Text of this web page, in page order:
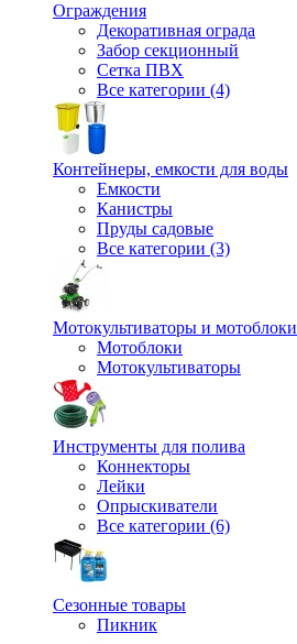
Ограждения
Декоративная ограда
Забор секционный
Сетка ПВХ
Все категории (4)
Контейнеры, емкости для воды
Емкости
Канистры
Пруды садовые
Все категории (3)
Мотокультиваторы и мотоблоки
Мотоблоки
Мотокультиваторы
Инструменты для полива
Коннекторы
Лейки
Опрыскиватели
Все категории (6)
Сезонные товары
Пикник